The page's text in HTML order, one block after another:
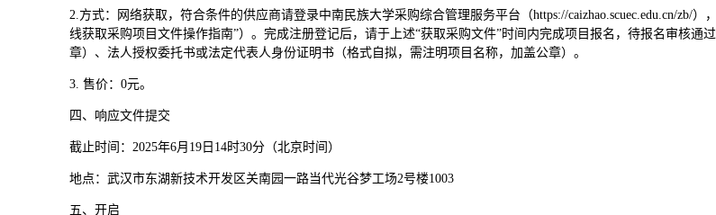
2.方式：网络获取，符合条件的供应商请登录中南民族大学采购综合管理服务平台（https://caizhao.scuec.edu.cn/zb/
线获取采购项目文件操作指南”）。完成注册登记后，请于上述“获取采购文件”时间内完成项目报名，待报名审核
章）、法人授权委托书或法定代表人身份证明书（格式自拟，需注明项目名称，加盖公章）。
3. 售价：0元。
四、响应文件提交
截止时间：2025年6月19日14时30分（北京时间）
地点：武汉市东湖新技术开发区关南园一路当代光谷梦工场2号楼1003
五、开启